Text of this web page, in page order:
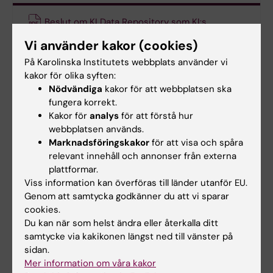
Beslut om KI Data Repository som KI:s
och bevarande av forskningsdata (PDF, 314.28 KB)
Data Access Unit
E-post:
kidr@ki.se
Data Access Unit på universitetsbiblioteket hjälper
dig med tillgängliggörande och publicering av
forskningsdata. Vi är en del avResearch Data Office
(RDO) på KI.
Forskarstöd Forskningsdata
Vi använder kakor (cookies)
På Karolinska Institutets webbplats använder vi
kakor för olika syften:
Nödvändiga kakor för att webbplatsen ska
fungera korrekt.
Kakor för analys för att förstå hur
webbplatsen används.
Marknadsföringskakor för att visa och spåra
relevant innehåll och annonser från externa
plattformar.
Viss information kan överföras till länder utanför EU.
Genom att samtycka godkänner du att vi sparar
cookies.
Du kan när som helst ändra eller återkalla ditt
samtycke via kakikonen längst ned till vänster på
sidan.
Mer information om våra kakor